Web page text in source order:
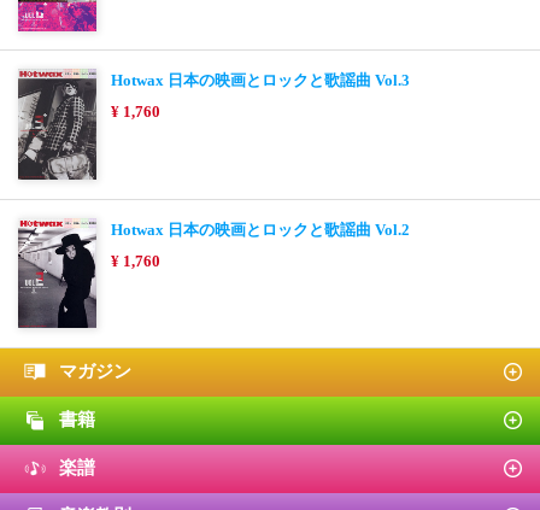
Hotwax 日本の映画とロックと歌謡曲 Vol.3
¥ 1,760
Hotwax 日本の映画とロックと歌謡曲 Vol.2
¥ 1,760
マガジン
書籍
楽譜